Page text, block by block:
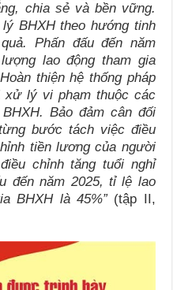
chia sẻ và bền vững.
lý BHXHtheo hướng tinh
Phấn đấu đến năm
lao động tham gia
Hoàn thiện hệ thống pháp
xử lý vi phạm thuộc các
BHXH. Bảo đảm cân đối
bước tách việc điều
tiền lương của người
chỉnh tăng tuổi nghỉ
đến năm 2025, tỉ lệ lao
BHXHlà 45%”(tập II,